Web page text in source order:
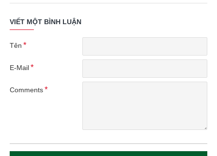
VIẾT MỘT BÌNH LUẬN
Tên
E-Mail
Comments